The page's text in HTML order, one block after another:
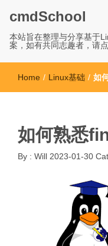
cmdSchool
本站旨在整理与分享基于
案，如有共同志趣者，请
Home / Linux基础 / 如
如何熟悉
By : Will 2023-01-30